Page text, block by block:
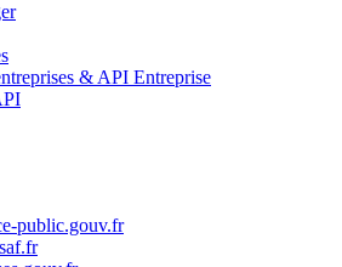
& API Entreprise
public.gouv.fr